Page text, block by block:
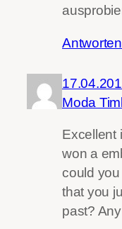
Antworten
Moda
Excellent
won a
could
that you
past?